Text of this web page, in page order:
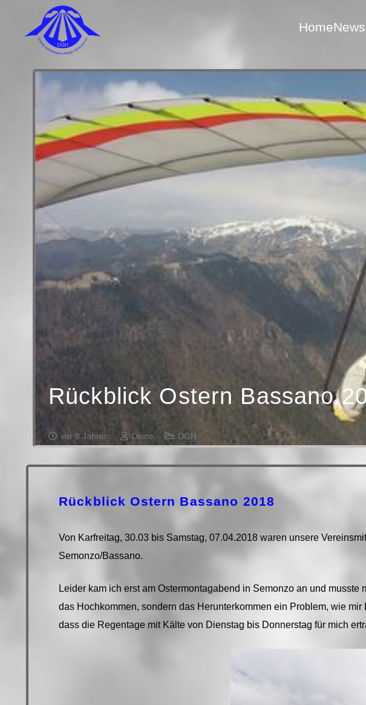
HomeNews
Rückblick Ostern Bassano
vor 8 Jahren Disco DGH
Rückblick Ostern Bassano 2018
Von Karfreitag, 30.03 bis Samstag, 07.04.2018 waren unsere
Semonzo/Bassano.
Leider kam ich erst am Ostermontagabend in Semonzo an und
das Hochkommen, sondern das Herunterkommen ein Problem, wie
dass die Regentage mit Kälte von Dienstag bis Donnerstag für mich